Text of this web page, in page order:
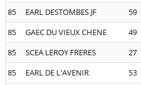
85
EARL DESTOMBES JF 59
85
GAEC DU VIEUX CHENE 49
85
SCEA LEROY FRERES 27
85
EARL DE L'AVENIR 53